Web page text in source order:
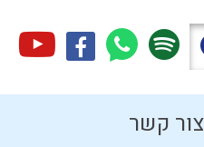
צור קשר